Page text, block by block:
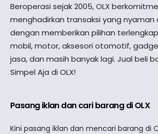
Beroperasi sejak 2005, OLX
menghadirkan transaksi yang nyaman
dengan memberikan pilihan
mobil, motor, aksesori otomotif,
jasa, dan masih banyak lagi. Jual beli
Simpel Aja di OLX!
Pasang iklan dan cari barang di OLX
Kini pasang iklan dan mencari barang di